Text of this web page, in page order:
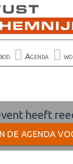
Agenda
heeft
DE AGENDA